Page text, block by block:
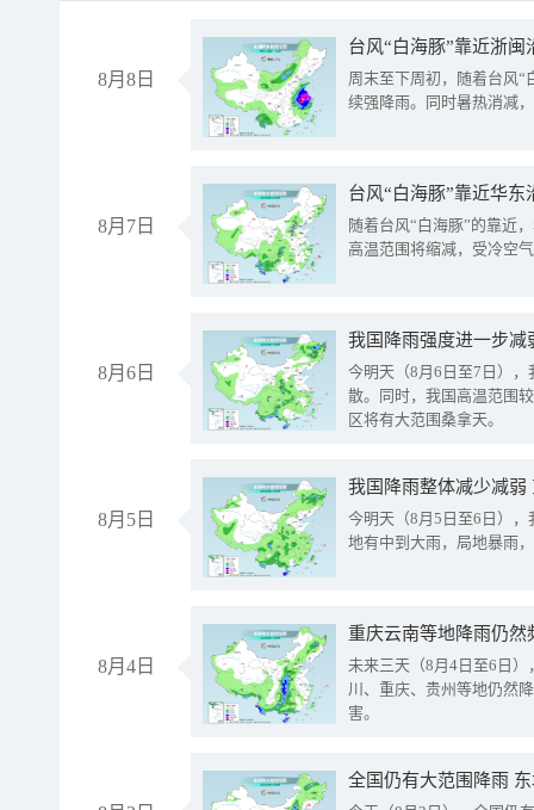
8月8日
台风“白海豚”靠近浙
周末至下周初，随着台风“
续强降雨。同时暑热消减
8月7日
台风“白海豚”靠近华
随着台风“白海豚”的靠近
高温范围将缩减，受冷空
8月6日
今明天（8月6日至7日）
散。同时，我国高温范围
区将有大范围桑拿天。
8月5日
我国降雨整体减少减弱
今明天（8月5日至6日）
地有中到大雨，局地暴雨
8月4日
重庆云南等地降雨仍然
未来三天（8月4日至6日
川、重庆、贵州等地仍然
害。
全国仍有大范围降雨